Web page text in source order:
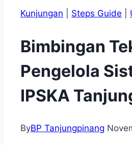
Kunjungan Steps Guide
Bimbingan
Pengelola
IPSKA
ByBP Tanjungpinang